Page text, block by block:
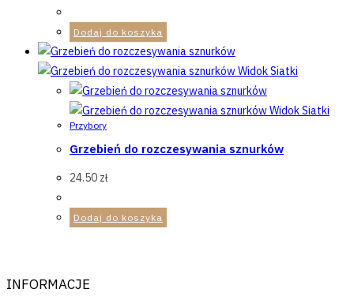
Dodaj do koszyka
Widok Siatki
Widok Siatki
Przybory
Grzebień do rozczesywania sznurków
24.50 zł
Dodaj do koszyka
INFORMACJE